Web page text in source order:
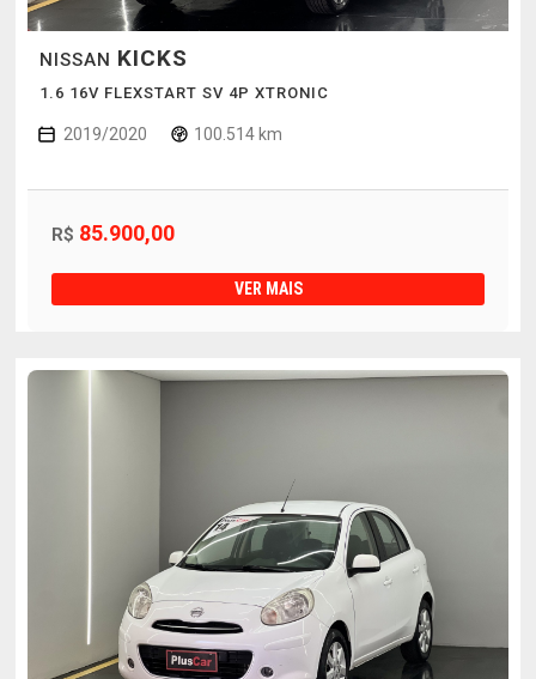
NISSAN KICKS
1.6 16V FLEXSTART SV 4P XTRONIC
2019/2020 100.514 km
R$ 85.900,00
VER MAIS